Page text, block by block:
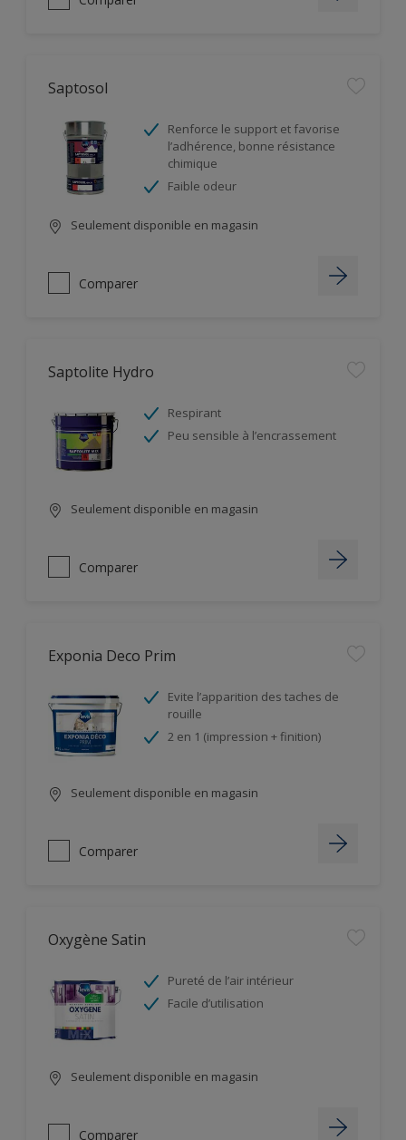
Saptosol
Renforce le support et favorise
l’adhérence, bonne résistance
chimique
Faible odeur
Seulement disponible en magasin
Comparer
Saptolite Hydro
Respirant
Peu sensible à l’encrassement
Seulement disponible en magasin
Comparer
Exponia Deco Prim
Evite l’apparition des taches de
rouille
2 en 1 (impression + finition)
Seulement disponible en magasin
Comparer
Oxygène Satin
Pureté de l’air intérieur
Facile d’utilisation
Seulement disponible en magasin
Comparer